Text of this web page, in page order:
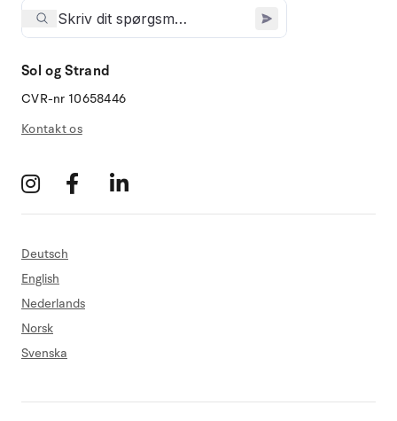
Sol og Strand
CVR-nr 10658446
Kontakt os
Deutsch
English
Nederlands
Norsk
Svenska